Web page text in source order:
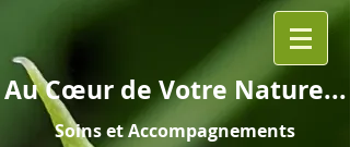
AuCœurde Votre Nature...
Soins etAccompagnements